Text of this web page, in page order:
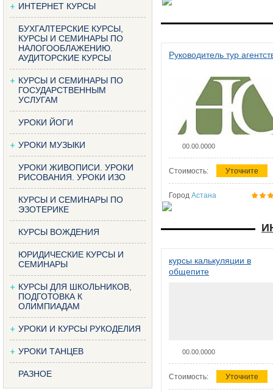
ИНТЕРНЕТ КУРСЫ
БУХГАЛТЕРСКИЕ КУРСЫ,
КУРСЫ И СЕМИНАРЫ ПО
НАЛОГООБЛАЖЕНИЮ.
АУДИТОРСКИЕ КУРСЫ
КУРСЫ И СЕМИНАРЫ ПО
ГОСУДАРСТВЕННЫМ
УСЛУГАМ
УРОКИ ЙОГИ
УРОКИ МУЗЫКИ
УРОКИ ЖИВОПИСИ. УРОКИ
РИСОВАНИЯ. УРОКИ ИЗО
КУРСЫ И СЕМИНАРЫ ПО
ЭЗОТЕРИКЕ
КУРСЫ ВОЖДЕНИЯ
ЮРИДИЧЕСКИЕ КУРСЫ И
СЕМИНАРЫ
КУРСЫ ДЛЯ ШКОЛЬНИКОВ,
ПОДГОТОВКА К
ОЛИМПИАДАМ
УРОКИ И КУРСЫ РУКОДЕЛИЯ
УРОКИ ТАНЦЕВ
РАЗНОЕ
Руководитель тур
00.00.0000
Стоимость: Уточните
Город Астана
курсы калькуляции в
общепите
00.00.0000
Стоимость: Уточните